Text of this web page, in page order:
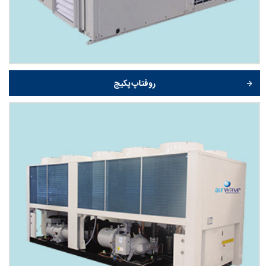
روفتاپ پکیج